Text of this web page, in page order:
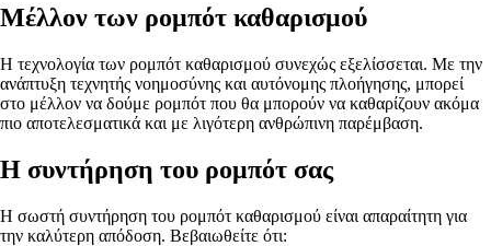
Μέλλον των ρομπότ καθαρισμού
Η τεχνολογία των ρομπότ καθαρισμού συνεχώς εξελίσσεται. Με την
ανάπτυξη τεχνητής νοημοσύνης και αυτόνομης πλοήγησης, μπορεί
στο μέλλον να δούμε ρομπότ που θα μπορούν να καθαρίζουν ακόμα
πιο αποτελεσματικά και με λιγότερη ανθρώπινη παρέμβαση.
Η συντήρηση του ρομπότ σας
Η σωστή συντήρηση του ρομπότ καθαρισμού είναι απαραίτητη για
την καλύτερη απόδοση. Βεβαιωθείτε ότι: